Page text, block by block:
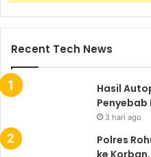
Recent Tech News
Hasil
Penyebab
3 hari ago
Polres